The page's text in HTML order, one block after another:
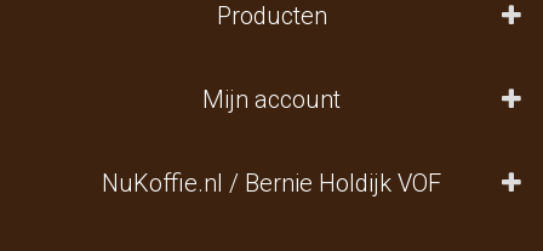
Producten
Mijn account
NuKoffie.nl / Bernie Holdijk VOF